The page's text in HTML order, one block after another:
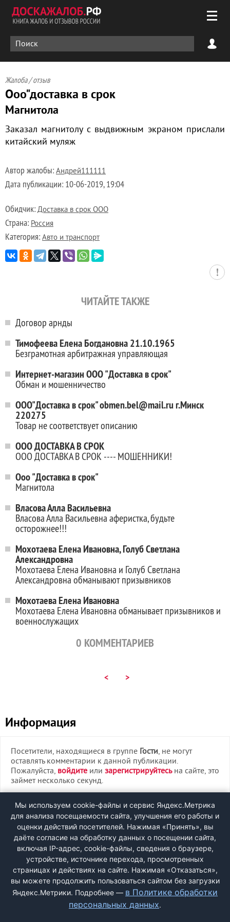
Жалоба / отзыв
Ооо"доставка в срок
Магнитола
Заказал магнитолу с выдвижным экраном прислали
китайский муляж
Автор жалобы: Андрей111111
Дата публикации: 10-06-2019, 19:04
Обидчик: Доставка в срок ООО
Страна: Россия
Категория: Авто и транспорт
ЧИТАЙТЕ ТАКЖЕ
Договор арнды
Тимофеева Елена Богдановна 21.10.1965
Безграмотная арбитражная управляющая
Интернет-магазин ООО "Доставка в срок"
Обман и мошенничество
ООО"Доставка в срок" obmen.bel@mail.ru г.Минск
220275
Товар не соответствует описанию
ООО ДОСТАВКА В СРОК
ООО ДОСТАВКА В СРОК ---- МОШЕННИКИ!
Ооо "Доставка в срок"
Магнитола
Власова Алла Васильевна
Власова Алла Васильевна аферистка, будьте
осторожнее!!!
Мохотаева Елена Ивановна, Голуб Светлана
Александровна
Мохотаева Елена Ивановна и Голуб Светлана
Александровна обманывают призывников
Мохотаева Елена Ивановна
Мохотаева Елена Ивановна обманывает призывников и
военнослужащих
0 КОММЕНТАРИЕВ
< >
Информация
Посетители, находящиеся в группе Гости, не могут
оставлять комментарии к данной публикации.
Пожалуйста, войдите или зарегистрируйтесьна сайте, это
займет несколько секунд.
ВХОД
РЕГИСТРАЦИЯ
Быстрая регистрациячерез соцсети:
Мы используем cookie-файлы и сервис Яндекс.Метрика
для анализа посещаемости сайта, улучшения его работы и
оценки действий посетителей. Нажимая «Принять», вы
даёте согласие на обработку данных о посещении сайта,
включая IP-адрес, cookie-файлы, сведения о браузере,
устройстве, источнике перехода, просмотренных
страницах и действиях на сайте. Нажимая «Отказаться»,
вы можете продолжить пользоваться сайтом без загрузки
Яндекс.Метрики. Подробнее — в Политике обработки
персональных данных.